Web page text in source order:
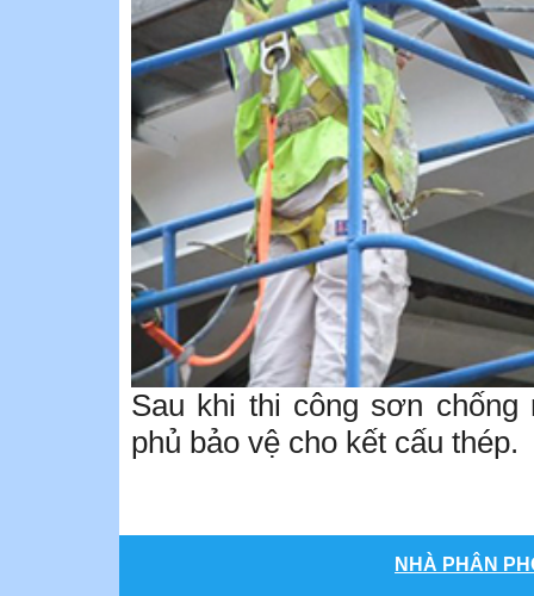
Sau khi thi công sơn
phủ bảo vệ cho kết cấu thép.
NHÀ PHÂN